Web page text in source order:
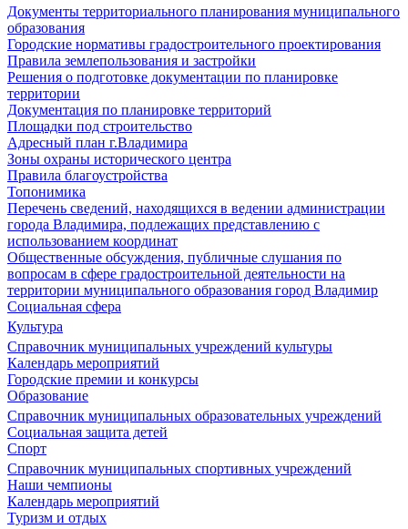
Документы территориального планирования муниципального
образования
Городские нормативы градостроительного проектирования
Правила землепользования и застройки
Решения о подготовке документации по планировке
территории
Документация по планировке территорий
Площадки под строительство
Адресный план г.Владимира
Зоны охраны исторического центра
Правила благоустройства
Топонимика
Перечень сведений, находящихся в ведении администрации
города Владимира, подлежащих представлению с
использованием координат
Общественные обсуждения, публичные слушания по
вопросам в сфере градостроительной деятельности на
территории муниципального образования город Владимир
Социальная сфера
Культура
Справочник муниципальных учреждений культуры
Календарь мероприятий
Городские премии и конкурсы
Образование
Справочник муниципальных образовательных учреждений
Социальная защита детей
Спорт
Справочник муниципальных спортивных учреждений
Наши чемпионы
Календарь мероприятий
Туризм и отдых